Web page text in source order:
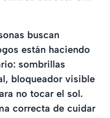
buscan
están haciendo
sombrillas
bloqueador visible
no tocar el sol.
correcta de cuidar